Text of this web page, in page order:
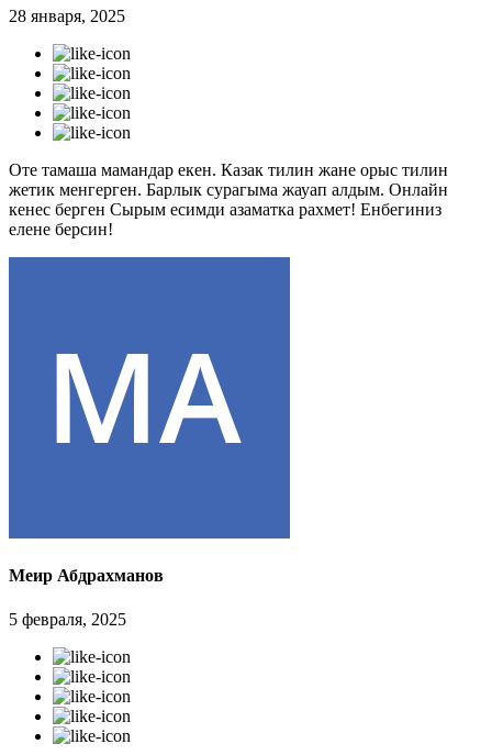
28 января, 2025
Оте тамаша мамандар екен. Казак тилин жане орыс тилин
жетик менгерген. Барлык сурагыма жауап алдым. Онлайн
кенес берген Сырым есимди азаматка рахмет! Енбегиниз
елене берсин!
Меир Абдрахманов
5 февраля, 2025